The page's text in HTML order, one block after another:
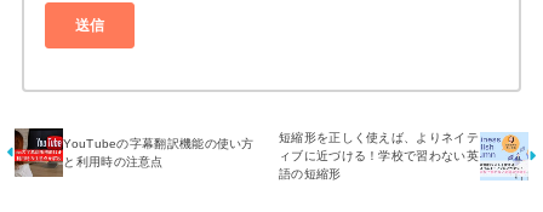
YouTubeの字幕翻訳機能の使い方
と利用時の注意点
短縮形を正しく使えば、よりネイテ
ィブに近づける！学校で習わない英
語の短縮形